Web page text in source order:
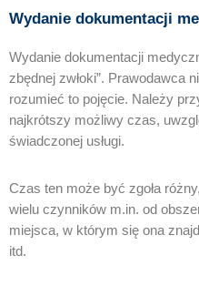
Wydanie dokumentacji
Wydanie dokumentacji
zbędnej zwłoki”. Prawodawca
rozumieć to pojęcie. Należy
najkrótszy możliwy czas,
świadczonej usługi.
Czas ten może być zgoła
wielu czynników m.in. od
miejsca, w którym się ona
itd.